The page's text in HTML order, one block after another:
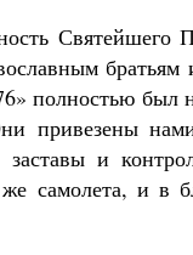
Святейшего
полностью был
привезены
и
же самолета, и